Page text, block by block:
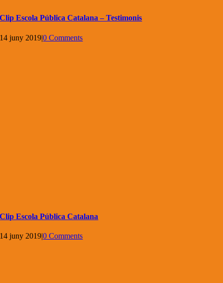
Clip Escola Pública Catalana – Testimonis
14 juny 2019|0 Comments
Clip Escola Pública Catalana
14 juny 2019|0 Comments